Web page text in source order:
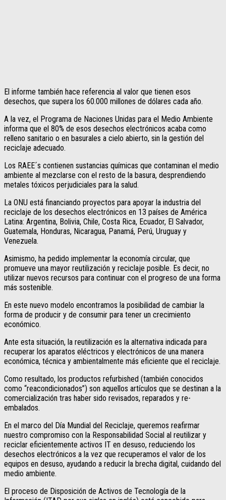
El informe también hace referencia al valor que tienen esos
desechos, que supera los 60.000 millones de dólares cada año.
A la vez, el Programa de Naciones Unidas para el Medio Ambiente
informa que el 80% de esos desechos electrónicos acaba como
relleno sanitario o en basurales a cielo abierto, sin la gestión del
reciclaje adecuado.
Los RAEE´s contienen sustancias químicas que contaminan el medio
ambiente al mezclarse con el resto de la basura, desprendiendo
metales tóxicos perjudiciales para la salud.
La ONU está financiando proyectos para apoyar la industria del
reciclaje de los desechos electrónicos en 13 países de América
Latina: Argentina, Bolivia, Chile, Costa Rica, Ecuador, El Salvador,
Guatemala, Honduras, Nicaragua, Panamá, Perú, Uruguay y
Venezuela.
Asimismo, ha pedido implementar la economía circular, que
promueve una mayor reutilización y reciclaje posible. Es decir, no
utilizar nuevos recursos para continuar con el progreso de una forma
más sostenible.
En este nuevo modelo encontramos la posibilidad de cambiar la
forma de producir y de consumir para tener un crecimiento
económico.
Ante esta situación, la reutilización es la alternativa indicada para
recuperar los aparatos eléctricos y electrónicos de una manera
económica, técnica y ambientalmente más eficiente que el reciclaje.
Como resultado, los productos refurbished (también conocidos
como “reacondicionados”) son aquellos artículos que se destinan a la
comercialización tras haber sido revisados, reparados y re-
embalados.
En el marco del Día Mundial del Reciclaje, queremos reafirmar
nuestro compromiso con la Responsabilidad Social al reutilizar y
reciclar eficientemente activos IT en desuso, reduciendo los
desechos electrónicos a la vez que recuperamos el valor de los
equipos en desuso, ayudando a reducir la brecha digital, cuidando del
medio ambiente.
El proceso de Disposición de Activos de Tecnología de la